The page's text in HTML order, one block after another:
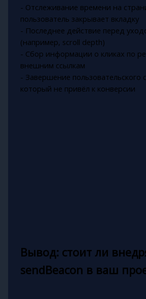
- Отслеживание времени на
пользователь закрывает вкладку
- Последнее действие перед
(например, scroll depth)
- Сбор информации о кликах по
внешним ссылкам
- Завершение пользовательского
который не привёл к конверсии
Вывод: стоит ли
sendBeacon в ваш